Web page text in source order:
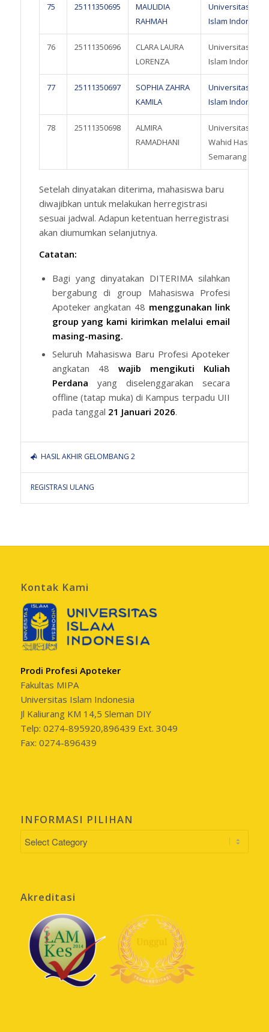
75 25111350695
MAULIDIA
RAHMAH
Universitas
Islam Indonesia
76 25111350696
CLARA LAURA
LORENZA
Universitas
Islam Indonesia
77 25111350697
SOPHIA ZAHRA
KAMILA
Universitas
Islam Indonesia
78 25111350698
ALMIRA
RAMADHANI
Universitas
Wahid Hasyim
Semarang
Setelah dinyatakan diterima, mahasiswa baru
diwajibkan untuk melakukan herregistrasi
sesuai jadwal. Adapun ketentuan herregistrasi
akan diumumkan selanjutnya.
Catatan:
Bagi yang dinyatakan DITERIMA silahkan
bergabung di group Mahasiswa Profesi
Apoteker angkatan 48 menggunakan link
group yang kami kirimkan melalui email
masing-masing.
Seluruh Mahasiswa Baru Profesi Apoteker
angkatan 48 wajib mengikuti Kuliah
Perdana yang diselenggarakan secara
offline (tatap muka) di Kampus terpadu UII
pada tanggal 21 Januari 2026.
HASIL AKHIR GELOMBANG 2
REGISTRASI ULANG
Kontak Kami
Prodi Profesi Apoteker
Fakultas MIPA
Universitas Islam Indonesia
Jl Kaliurang KM 14,5 Sleman DIY
Telp: 0274-895920,896439 Ext. 3049
Fax: 0274-896439
INFORMASI PILIHAN
INFORMASI
Akreditasi